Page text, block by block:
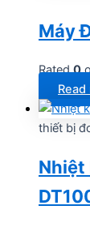
Máy
Rated0
thiết bị
Nhiệt